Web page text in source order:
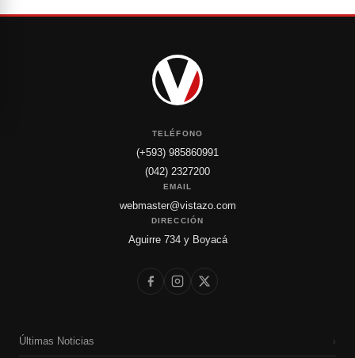
TELÉFONO
(+593) 985860991
(042) 2327200
EMAIL
webmaster@vistazo.com
DIRECCIÓN
Aguirre 734 y Boyacá
Últimas Noticias ›